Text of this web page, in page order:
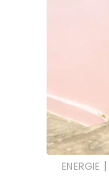
ENERGIE |